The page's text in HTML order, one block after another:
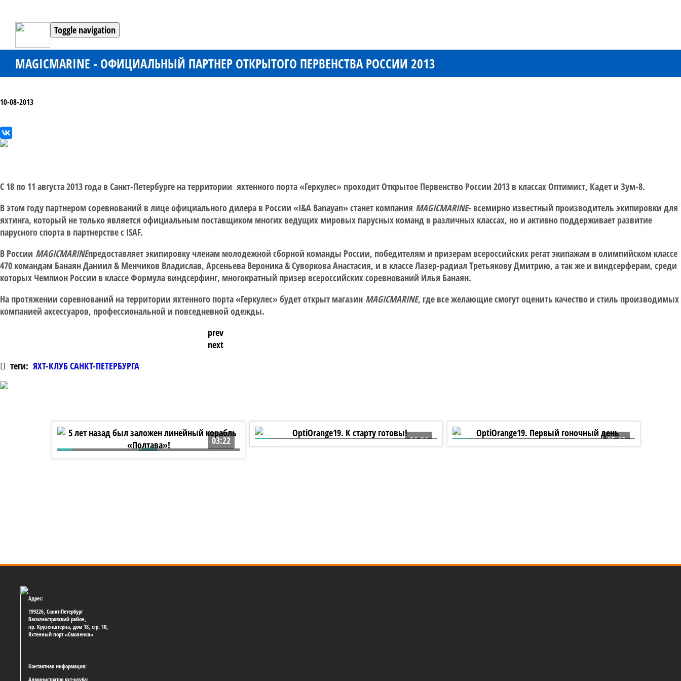
Toggle navigation
MAGICMARINE - ОФИЦИАЛЬНЫЙ ПАРТНЕР ОТКРЫТОГО ПЕРВЕНСТВА РОССИИ 2013
10-08-2013
С 18 по 11 августа 2013 года в Санкт-Петербурге на территории яхтенного порта «Геркулес» проходит Открытое Первенство России 2013 в классах Оптимист, Кадет и Зум-8.
В этом году партнером соревнований в лице официального дилера в России «I&A Banayan» станет компания MAGICMARINE- всемирно известный производитель экипировки для
яхтинга, который не только является официальным поставщиком многих ведущих мировых парусных команд в различных классах, но и активно поддерживает развитие
парусного спорта в партнерстве с ISAF.
В России MAGICMARINEпредоставляет экипировку членам молодежной сборной команды России, победителям и призерам всероссийских регат экипажам в олимпийском классе
470 командам Банаян Даниил & Менчиков Владислав, Арсеньева Вероника & Суворкова Анастасия, и в классе Лазер-радиал Третьякову Дмитрию, а так же и виндсерферам, среди
которых Чемпион России в классе Формула виндсерфинг, многократный призер всероссийских соревнований Илья Банаян.
На протяжении соревнований на территории яхтенного порта «Геркулес» будет открыт магазин MAGICMARINE, где все желающие смогут оценить качество и стиль производимых
компанией аксессуаров, профессиональной и повседневной одежды.
prev
next
теги: ЯХТ-КЛУБ САНКТ-ПЕТЕРБУРГА
03:22
5 лет назад был заложен линейный
06:06
OptiOrange19. К старту готовы! 05:13
OptiOrange19. Первый гоночный день
Адрес:
199226, Санкт-Петербург
Василеостровский район,
пр. Крузенштерна, дом 18, стр. 10,
Яхтенный порт «Смоленка»
Контактная информация:
Администратор яхт-клуба: